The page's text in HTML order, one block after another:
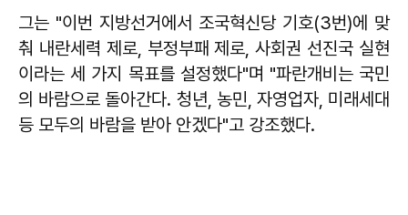
그는 "이번 지방선거에서 조국혁신당 기호(3번)에 맞
춰 내란세력 제로, 부정부패 제로, 사회권 선진국 실현
이라는 세 가지 목표를 설정했다"며 "파란개비는 국민
의 바람으로 돌아간다. 청년, 농민, 자영업자, 미래세대
등 모두의 바람을 받아 안겠다"고 강조했다.